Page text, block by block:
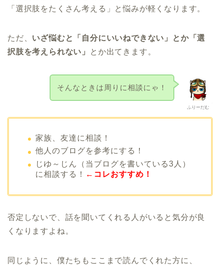
「選択肢をたくさん考える」と悩みが軽くなります。
ただ、 いざ悩むと「自分にいいねできない」とか「選
択肢を考えられない」
とか出てきます。
ふりーだむ
そんなときは周りに相談にゃ！
家族、友達に相談！
他人のブログを参考にする！
じゆ～じん（当ブログを書いている3人）
に相談する！
←コレおすすめ！
否定しないで、話を聞いてくれる人がいると気分が良
くなりますよね。
同じように、僕たちもここまで読んでくれた方に、